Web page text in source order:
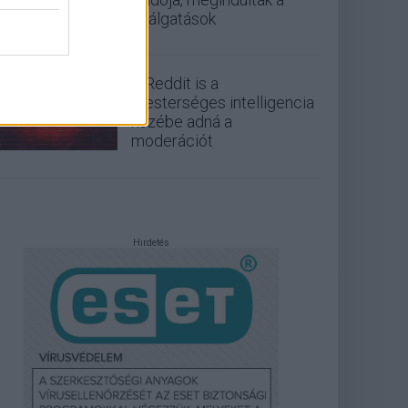
találgatások
A Reddit is a
mesterséges intelligencia
kezébe adná a
moderációt
Hirdetés